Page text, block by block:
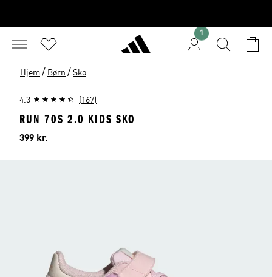
1
Hjem / Børn / Sko
4.3 (167)
RUN 70S 2.0 KIDS SKO
Pris
399 kr.